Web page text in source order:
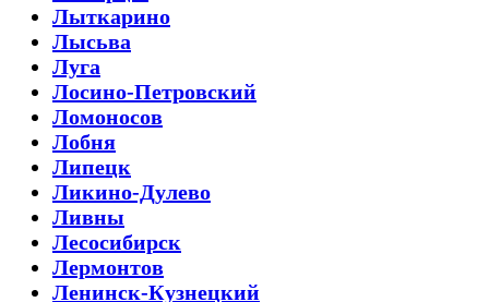
Лыткарино
Лысьва
Луга
Лосино-Петровский
Ломоносов
Лобня
Липецк
Ликино-Дулево
Ливны
Лесосибирск
Лермонтов
Ленинск-Кузнецкий